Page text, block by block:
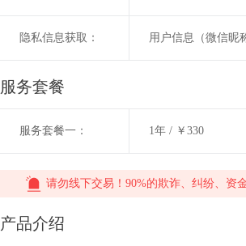
隐私信息获取： 用户信息（微信昵
服务套餐
服务套餐一： 1年 / ￥330
请勿线下交易！90%的欺诈、纠纷、资
产品介绍